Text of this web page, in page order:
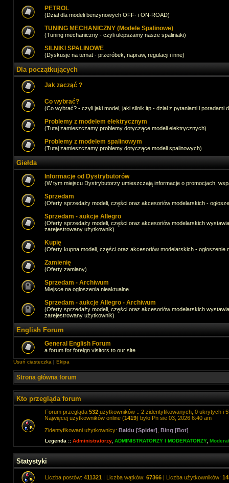
PETROL
(Dział dla modeli benzynowych OFF- i ON-ROAD)
TUNING MECHANICZNY (Modele Spalinowe)
(Tuning mechaniczny - czyli ulepszamy nasze spaliniaki)
SILNIKI SPALINOWE
(Dyskusje na temat - przeróbek, napraw, regulacji i inne)
Dla początkujących
Jak zacząć ?
Co wybrać?
(Co wybrać? - czyli jaki model, jaki silnik itp - dział z pytaniami i poradami
Problemy z modelem elektrycznym
(Tutaj zamieszczamy problemy dotyczące modeli elektrycznych)
Problemy z modelem spalinowym
(Tutaj zamieszczamy problemy dotyczące modeli spalinowych)
Giełda
Informacje od Dystrybutorów
(W tym miejscu Dystrybutorzy umieszczają informacje o promocjach,
Sprzedam
(Oferty sprzedaży modeli, części oraz akcesoriów modelarskich -
Sprzedam - aukcje Allegro
(Oferty sprzedaży modeli, części oraz akcesoriów modelarskich
zarejestrowany użytkownik)
Kupię
(Oferty kupna modeli, części oraz akcesoriów modelarskich -
Zamienię
(Oferty zamiany)
Sprzedam - Archiwum
Miejsce na ogłoszenia nieaktualne.
Sprzedam - aukcje Allegro - Archiwum
(Oferty sprzedaży modeli, części oraz akcesoriów modelarskich
zarejestrowany użytkownik)
English Forum
General English Forum
a forum for foreign visitors to our site
Usuń ciasteczka | Ekipa
Strona główna forum
Kto przegląda forum
Forum przegląda 532 użytkowników :: 2 zidentyfikowanych, 0 ukrytych i
Najwięcej użytkowników online (1419) było Pn sie 03, 2026 6:40 am
Zidentyfikowani użytkownicy: Baidu [Spider] Bing [Bot]
Legenda :: Administratorzy, ADMINISTRATORZY I MODERATORZY,
Statystyki
Liczba postów: 411321 | Liczba wątków: 67366 | Liczba użytkowników: